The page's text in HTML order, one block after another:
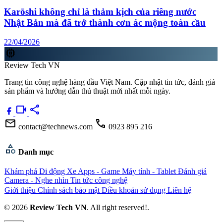
Karōshi không chỉ là thảm kịch của riêng nước
Nhật Bản mà đã trở thành cơn ác mộng toàn cầu
22/04/2026
memory
Review Tech VN
Trang tin công nghệ hàng đầu Việt Nam. Cập nhật tin tức, đánh giá
sản phẩm và hướng dẫn thủ thuật mới nhất mỗi ngày.
videocam share
mail contact@technews.com call 0923 895 216
category Danh mục
Khám phá Di động Xe Apps - Game Máy tính - Tablet Đánh giá
Camera - Nghe nhìn Tin tức công nghệ
Giới thiệu Chính sách bảo mật Điều khoản sử dụng Liên hệ
© 2026 Review Tech VN. All right reserved!.